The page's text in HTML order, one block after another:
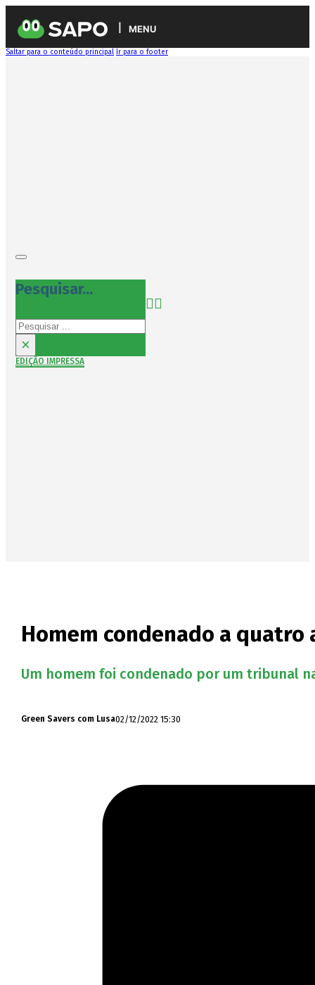
MENU
Saltar para o conteúdo principal Ir para o footer
Pesquisar...
Pesquisar
×
EDIÇÃO IMPRESSA
Homem condenado a quatro
Um homem foi condenado por um tribunal
Green Savers com Lusa02/12/2022 15:30